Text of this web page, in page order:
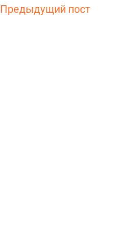
Предыдущий пост